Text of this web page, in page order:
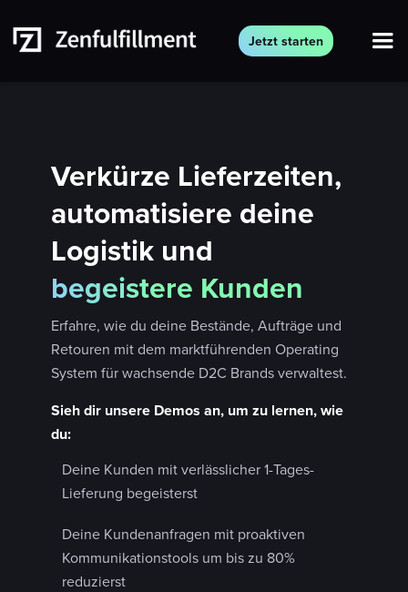
Jetzt starten
Verkürze Lieferzeiten,
automatisiere deine
Logistik und
begeistere Kunden
Erfahre, wie du deine Bestände, Aufträge und
Retouren mit dem marktführenden Operating
System für wachsende D2C Brands verwaltest.
Sieh dir unsere Demos an, um zu lernen, wie
du:
Deine Kunden mit verlässlicher 1-Tages-
Lieferung begeisterst
Deine Kundenanfragen mit proaktiven
Kommunikationstools um bis zu 80%
reduzierst